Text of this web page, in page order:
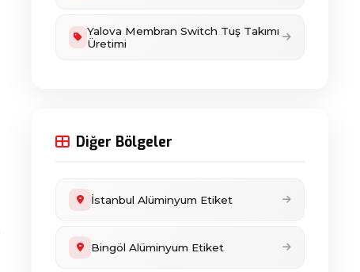
Yalova Membran Switch Tuş Takımı
Üretimi
Diğer Bölgeler
İstanbul Alüminyum Etiket
Bingöl Alüminyum Etiket